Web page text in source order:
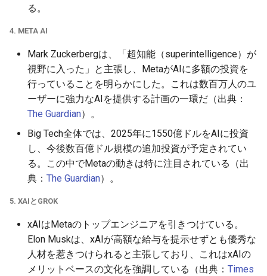
2026-05-10
2026-05-09
2026-05-07
2026-05-04
2026-05-03
2025-10-25
2025-10-24
2025-10-22
2025-10-19
2025-10-18
2026-05-12
2026-05-11
2026-05-10
2026-05-09
2026-05-07
2026-05-06
2026-05-04
2026-05-03
2026-05-07
2026-05-06
2026-05-04
2026-05-01
2026-04-30
2025-10-25
2025-10-24
2025-10-22
2025-10-19
2025-10-18
2026-05-06
2026-05-05
2026-05-03
2026-04-30
2026-04-29
2025-10-25
2025-10-24
2025-10-22
2025-10-19
2025-10-18
る。
4. META AI
Mark Zuckerbergは、「超知能（superintelligence）が
視野に入った」と主張し、MetaがAIに多額の投資を
行っていることを明らかにした。これは数百万人のユ
ーザーに強力なAIを提供する計画の一環だ（出典：
The Guardian）。
Big Tech全体では、2025年に1550億ドルをAIに投資
し、今後数百億ドル規模の追加投資が予定されてい
る。この中でMetaの動きは特に注目されている（出
典： The Guardian）。
5. XAIとGROK
xAIはMetaのトップエンジニアを引きつけている。
Elon Muskは、xAIが高額な給与を提示せずとも優秀な
人材を惹きつけられると主張しており、これはxAIの
メリットベースの文化を強調している（出典： Times